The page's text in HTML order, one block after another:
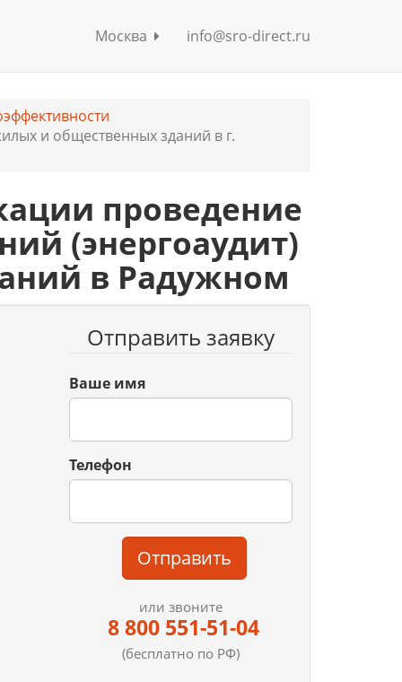
Москва info@sro-direct.ru
и общественных зданий в г.
проведение
(энергоаудит)
в Радужном
Отправить заявку
Ваше имя
Телефон
Отправить
или звоните
8 800 551-51-04
(бесплатно по РФ)